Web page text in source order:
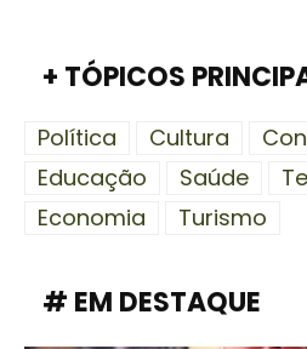
+ TÓPICOS
Política Cultura
Educação
Saúde
Economia
Turismo
# EM DESTAQUE